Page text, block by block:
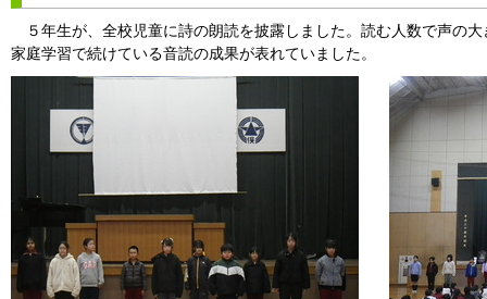
５年生が、全校児童に詩の朗読を披露しました。読む人数で声の
家庭学習で続けている音読の成果が表れていました。